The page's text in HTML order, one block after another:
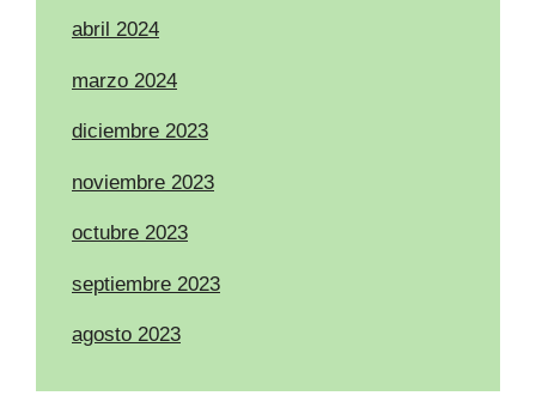
abril 2024
marzo 2024
diciembre 2023
noviembre 2023
octubre 2023
septiembre 2023
agosto 2023